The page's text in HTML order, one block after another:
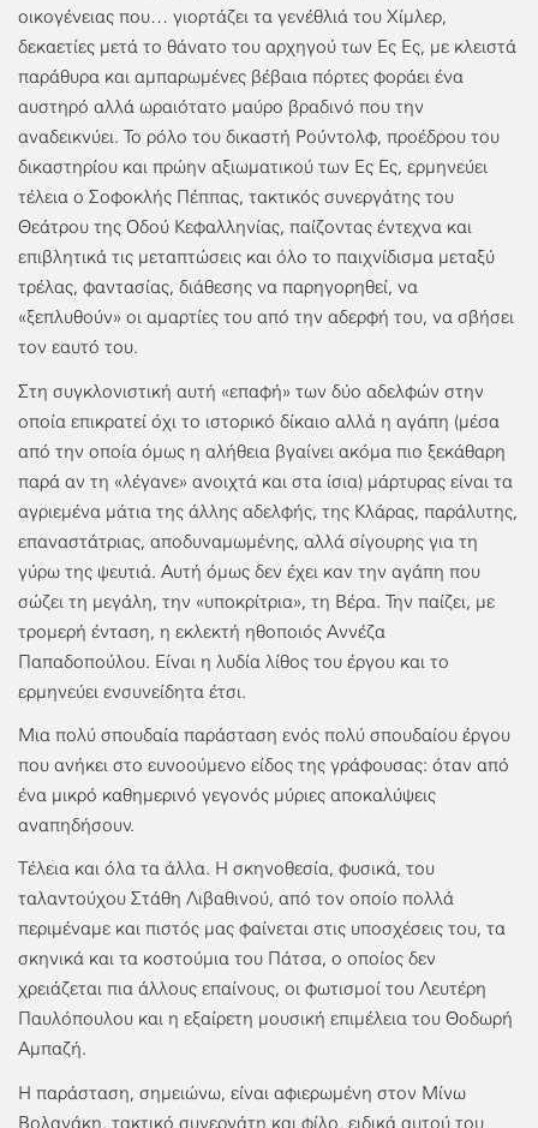
οικογένειας που… γιορτάζει τα γενέθλιά του Χίμλερ,
δεκαετίες μετά το θάνατο του αρχηγού των Ες Ες, με κλειστά
παράθυρα και αμπαρωμένες βέβαια πόρτες φοράει ένα
αυστηρό αλλά ωραιότατο μαύρο βραδινό που την
αναδεικνύει. Το ρόλο του δικαστή Ρούντολφ, προέδρου του
δικαστηρίου και πρώην αξιωματικού των Ες Ες, ερμηνεύει
τέλεια ο Σοφοκλής Πέππας, τακτικός συνεργάτης του
Θεάτρου της Οδού Κεφαλληνίας, παίζοντας έντεχνα και
επιβλητικά τις μεταπτώσεις και όλο το παιχνίδισμα μεταξύ
τρέλας, φαντασίας, διάθεσης να παρηγορηθεί, να
«ξεπλυθούν» οι αμαρτίες του από την αδερφή του, να σβήσει
τον εαυτό του.
Στη συγκλονιστική αυτή «επαφή» των δύο αδελφών στην
οποία επικρατεί όχι το ιστορικό δίκαιο αλλά η αγάπη (μέσα
από την οποία όμως η αλήθεια βγαίνει ακόμα πιο ξεκάθαρη
παρά αν τη «λέγανε» ανοιχτά και στα ίσια) μάρτυρας είναι τα
αγριεμένα μάτια της άλλης αδελφής, της Κλάρας, παράλυτης,
επαναστάτριας, αποδυναμωμένης, αλλά σίγουρης για τη
γύρω της ψευτιά. Αυτή όμως δεν έχει καν την αγάπη που
σώζει τη μεγάλη, την «υποκρίτρια», τη Βέρα. Την παίζει, με
τρομερή ένταση, η εκλεκτή ηθοποιός Αννέζα
Παπαδοπούλου. Είναι η λυδία λίθος του έργου και το
ερμηνεύει ενσυνείδητα έτσι.
Μια πολύ σπουδαία παράσταση ενός πολύ σπουδαίου έργου
που ανήκει στο ευνοούμενο είδος της γράφουσας: όταν από
ένα μικρό καθημερινό γεγονός μύριες αποκαλύψεις
αναπηδήσουν.
Τέλεια και όλα τα άλλα. Η σκηνοθεσία, φυσικά, του
ταλαντούχου Στάθη Λιβαθινού, από τον οποίο πολλά
περιμέναμε και πιστός μας φαίνεται στις υποσχέσεις του, τα
σκηνικά και τα κοστούμια του Πάτσα, ο οποίος δεν
χρειάζεται πια άλλους επαίνους, οι φωτισμοί του Λευτέρη
Παυλόπουλου και η εξαίρετη μουσική επιμέλεια του Θοδωρή
Αμπαζή.
Η παράσταση, σημειώνω, είναι αφιερωμένη στον Μίνω
Βολανάκη, τακτικό συνεργάτη και φίλο, ειδικά αυτού του